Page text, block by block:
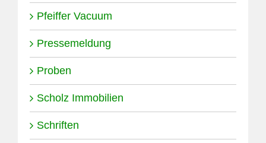
Pfeiffer Vacuum
Pressemeldung
Proben
Scholz Immobilien
Schriften